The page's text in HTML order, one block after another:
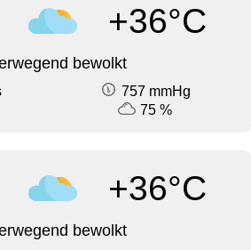
+36°C
bewolkt
757 mmHg
75 %
+36°C
bewolkt